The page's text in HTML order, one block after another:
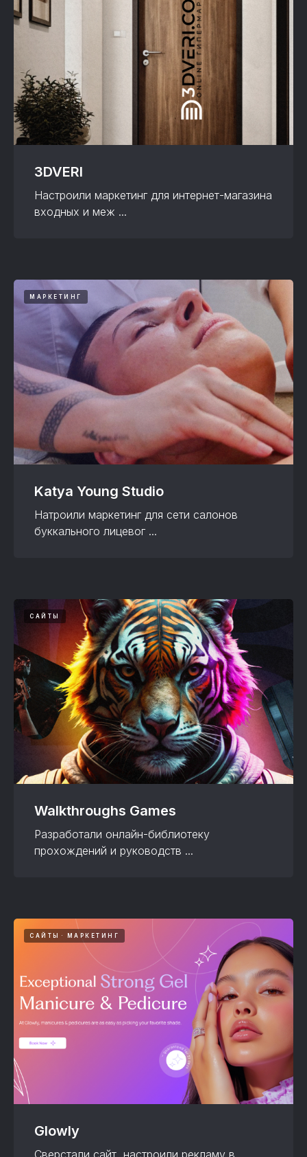
3DVERI
Настроили маркетинг для интернет-магазина
входных и меж ...
МАРКЕТИНГ
Katya Young Studio
Натроили маркетинг для сети салонов
буккального лицевог ...
САЙТЫ
Walkthroughs Games
Разработали онлайн-библиотеку
прохождений и руководств ...
САЙТЫ МАРКЕТИНГ
Glowly
Сверстали сайт, настроили рекламу в